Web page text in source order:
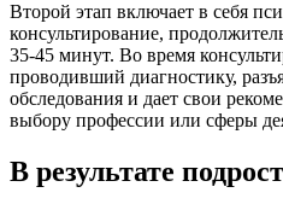
Второй этап включает в себя
консультирование,
35-45 минут. Во время
проводивший диагностику,
обследования и дает свои
выбору профессии или сферы
В результате